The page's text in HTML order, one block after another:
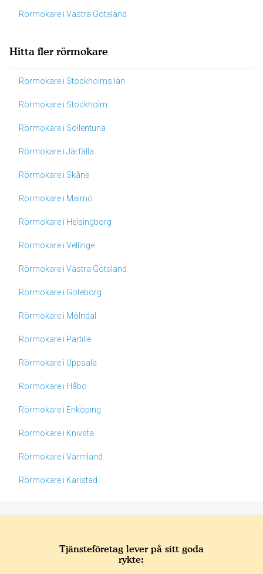
Rörmokare i Västra Götaland
Hitta fler rörmokare
Rörmokare i Stockholms län
Rörmokare i Stockholm
Rörmokare i Sollentuna
Rörmokare i Järfälla
Rörmokare i Skåne
Rörmokare i Malmö
Rörmokare i Helsingborg
Rörmokare i Vellinge
Rörmokare i Västra Götaland
Rörmokare i Göteborg
Rörmokare i Mölndal
Rörmokare i Partille
Rörmokare i Uppsala
Rörmokare i Håbo
Rörmokare i Enköping
Rörmokare i Knivsta
Rörmokare i Värmland
Rörmokare i Karlstad
Tjänsteföretag lever på sitt goda
rykte: